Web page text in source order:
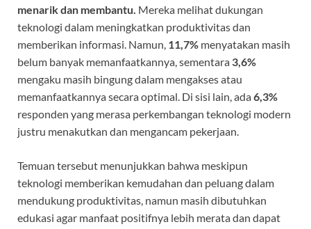
menarik dan membantu. Mereka melihat dukungan
teknologi dalam meningkatkan produktivitas dan
memberikan informasi. Namun, 11,7% menyatakan masih
belum banyak memanfaatkannya, sementara 3,6%
mengaku masih bingung dalam mengakses atau
memanfaatkannya secara optimal. Di sisi lain, ada6,3%
responden yang merasa perkembangan teknologi modern
justru menakutkan dan mengancam pekerjaan.
Temuan tersebut menunjukkan bahwa meskipun
teknologi memberikan kemudahan dan peluang dalam
mendukung produktivitas, namun masih dibutuhkan
edukasi agar manfaat positifnya lebih merata dan dapat